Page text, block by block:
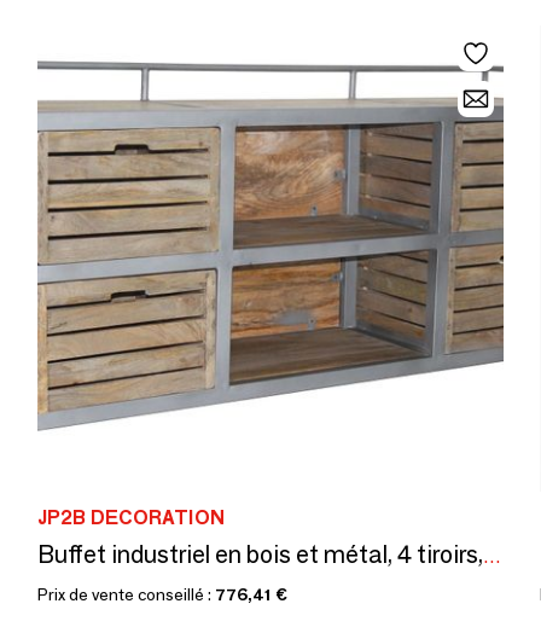
JP2B DECORATION
Buffet industriel en bois et métal, 4 tiroirs, 2 étagères, 170 cm
Prix de vente conseillé : 776,41 €